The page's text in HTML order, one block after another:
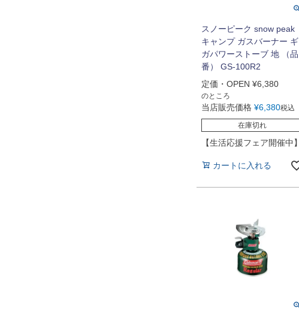
スノーピーク snow peak
キャンプ ガスバーナー ギ
ガパワーストーブ 地 （品
番） GS-100R2
定価・OPEN ¥6,380
のところ
当店販売価格 ¥6,380税込
在庫切れ
【生活応援フェア開催中】
カートに入れる